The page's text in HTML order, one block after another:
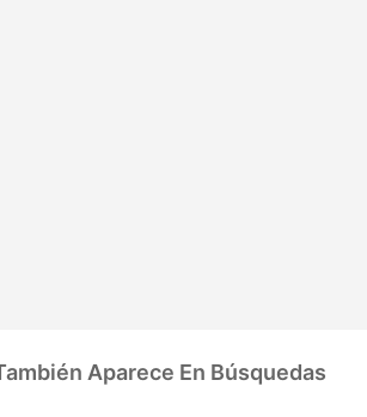
Aparece En Búsquedas